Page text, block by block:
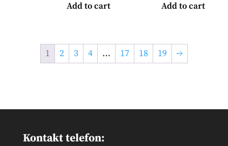
Add to cart Add to cart
1 2 3 4 … 17 18 19 →
Kontakt telefon: